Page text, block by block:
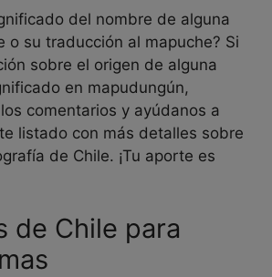
del nombre de alguna
o su traducción al mapuche? Si
sobre el origen de alguna
en mapudungún,
comentarios y ayúdanos a
listado con más detalles sobre
de Chile. ¡Tu aporte es
de Chile para